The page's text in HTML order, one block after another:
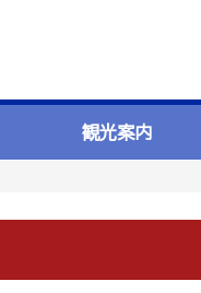
観光案内